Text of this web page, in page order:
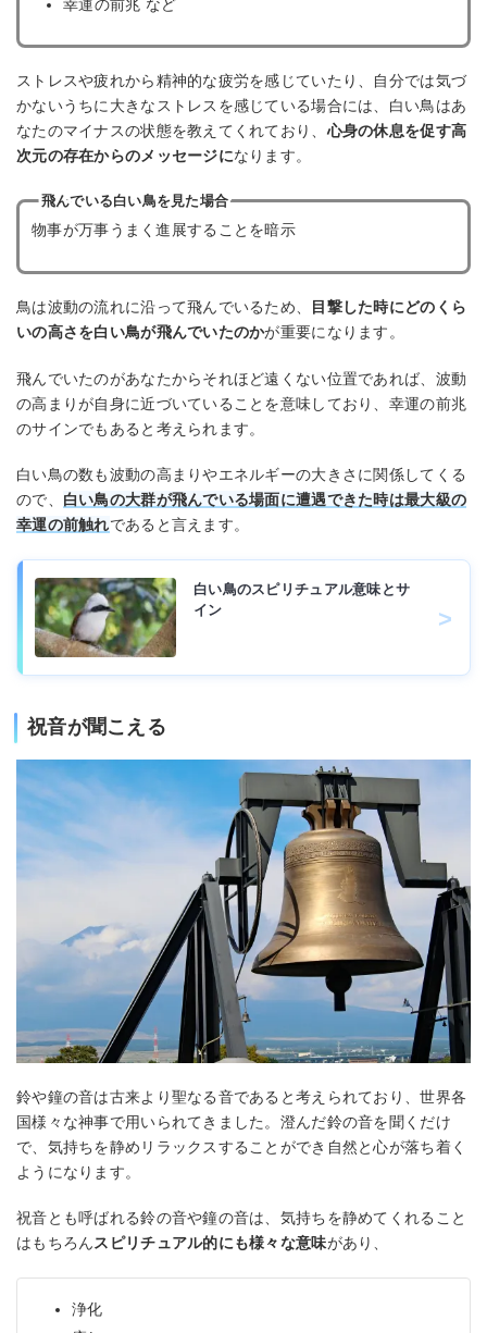
幸運の前兆 など
ストレスや疲れから精神的な疲労を感じていたり、自分では気づ
かないうちに大きなストレスを感じている場合には、白い鳥はあ
なたのマイナスの状態を教えてくれており、 心身の休息を促す高
次元の存在からのメッセージになります。
飛んでいる白い鳥を見た場合
物事が万事うまく進展することを暗示
鳥は波動の流れに沿って飛んでいるため、
目撃した時にどのくら
いの高さを白い鳥が飛んでいたのかが重要になります。
飛んでいたのがあなたからそれほど遠くない位置であれば、波動
の高まりが自身に近づいていることを意味しており、幸運の前兆
のサインでもあると考えられます。
白い鳥の数も波動の高まりやエネルギーの大きさに関係してくる
ので、 白い鳥の大群が飛んでいる場面に遭遇できた時は最大級の
幸運の前触れであると言えます。
白い鳥のスピリチュアル意味とサ
イン
祝音が聞こえる
鈴や鐘の音は古来より聖なる音であると考えられており、世界各
国様々な神事で用いられてきました。澄んだ鈴の音を聞くだけ
で、気持ちを静めリラックスすることができ自然と心が落ち着く
ようになります。
祝音とも呼ばれる鈴の音や鐘の音は、気持ちを静めてくれること
はもちろんスピリチュアル的にも様々な意味があり、
浄化